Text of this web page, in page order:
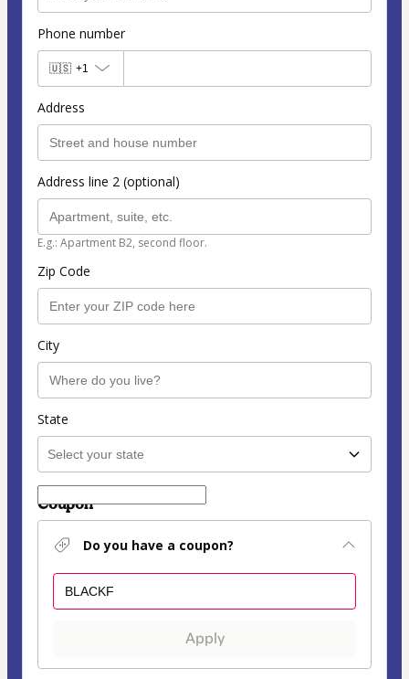
Phone number
🇺🇸 +1
Address
Address line 2 (optional)
E.g.: Apartment B2, second floor.
Zip Code
City
State
Coupon
Do you have a coupon?
Apply